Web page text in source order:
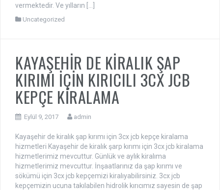
vermektedir. Ve yılların […]
Uncategorized
KAYAŞEHİR DE KİRALIK ŞAP
KIRIMI İÇİN KIRICILI 3CX JCB
KEPÇE KİRALAMA
Eylül 9, 2017 admin
Kayaşehir de kiralık şap kırımı için 3cx jcb kepçe kiralama
hizmetleri Kayaşehir de kiralık şarp kırımı için 3cx jcb kiralama
hizmetlerimiz mevcuttur. Günlük ve aylık kiralıma
hizmetlerimiz mevcuttur. İnşaatlarınız da şap kırımı ve
sökümü için 3cx jcb kepçemizi kiralıyabilirsiniz. 3cx jcb
kepçemizin ucuna takılabilen hidrolik kırıcımız sayesin de şap